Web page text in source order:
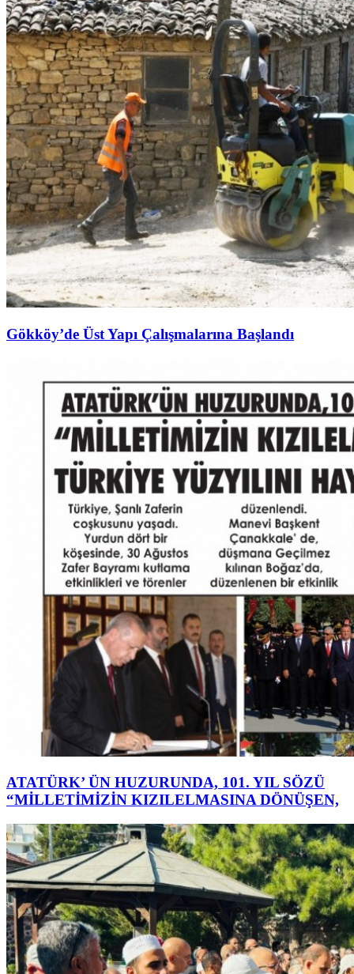
Gökköy’de Üst Yapı Çalışmalarına Başlandı
ATATÜRK’ ÜN HUZURUNDA, 101. YIL SÖZÜ
“MİLLETİMİZİN KIZILELMASINA DÖNÜŞEN,